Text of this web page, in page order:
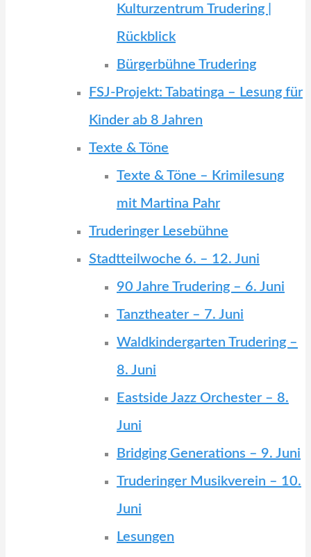
Kulturzentrum Trudering |
Rückblick
Bürgerbühne Trudering
FSJ-Projekt: Tabatinga – Lesung für
Kinder ab 8 Jahren
Texte & Töne
Texte & Töne – Krimilesung
mit Martina Pahr
Truderinger Lesebühne
Stadtteilwoche 6. – 12. Juni
90 Jahre Trudering – 6. Juni
Tanztheater – 7. Juni
Waldkindergarten Trudering –
8. Juni
Eastside Jazz Orchester – 8.
Juni
Bridging Generations – 9. Juni
Truderinger Musikverein – 10.
Juni
Lesungen